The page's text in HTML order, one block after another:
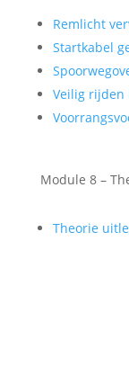
Remlicht
Startkabel
Veilig rijden
Module 8 –
Theorie